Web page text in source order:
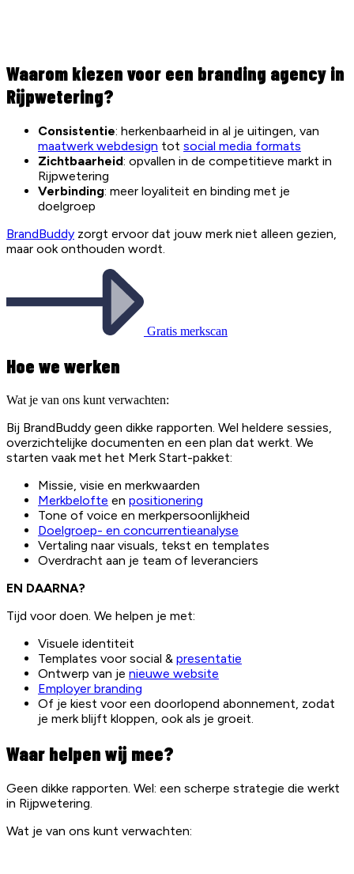
Waarom kiezen voor een branding agency in
Rijpwetering?
Consistentie: herkenbaarheid in al je uitingen, van
maatwerk webdesign tot social media formats
Zichtbaarheid: opvallen in de competitieve markt in
Rijpwetering
Verbinding: meer loyaliteit en binding met je
doelgroep
BrandBuddy zorgt ervoor dat jouw merk niet alleen gezien,
maar ook onthouden wordt.
Gratis merkscan
Hoe we werken
Wat je van ons kunt verwachten:
Bij BrandBuddy geen dikke rapporten. Wel heldere sessies,
overzichtelijke documenten en een plan dat werkt. We
starten vaak met het Merk Start-pakket:
Missie, visie en merkwaarden
Merkbelofte en positionering
Tone of voice en merkpersoonlijkheid
Doelgroep- en concurrentieanalyse
Vertaling naar visuals, tekst en templates
Overdracht aan je team of leveranciers
EN DAARNA?
Tijd voor doen. We helpen je met:
Visuele identiteit
Templates voor social & presentatie
Ontwerp van je nieuwe website
Employer branding
Of je kiest voor een doorlopend abonnement, zodat
je merk blijft kloppen, ook als je groeit.
Waar helpen wij mee?
Geen dikke rapporten. Wel: een scherpe strategie die werkt
in Rijpwetering.
Wat je van ons kunt verwachten: